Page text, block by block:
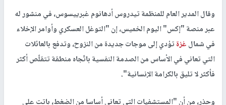
وقال المدير العام للمنظمة تيدروس أدهانوم غبرييسوس، في منشور له
عبر منصة "إكس" اليوم الخميس، إن "التوغل العسكري وأوامر الإخلاء
في شمالغزةتؤدي إلى موجات جديدة من النزوح، وتدفع بالعائلات
التي تعاني في الأساس من الصدمة النفسية باتّجاه منطقة تتقلّص أكثر
فأكثر لا تليق بالكرامة الإنسانية".